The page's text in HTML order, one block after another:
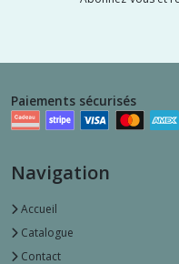
Paiements sécurisés
Navigation
Accueil
Catalogue
Contact